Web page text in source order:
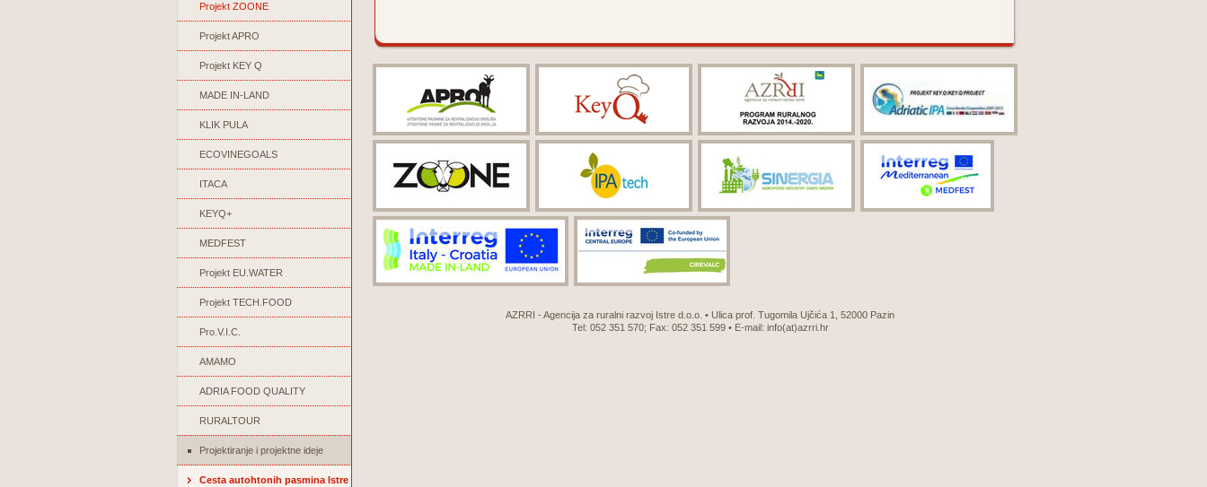
Projekt ZOONE
Projekt APRO
Projekt KEY Q
MADE IN-LAND
KLIK PULA
ECOVINEGOALS
ITACA
KEYQ+
MEDFEST
Projekt EU.WATER
Projekt TECH.FOOD
Pro.V.I.C.
AMAMO
ADRIA FOOD QUALITY
RURALTOUR
Projektiranje i projektne ideje
Cesta autohtonih pasmina Istre
AZRRI - Agencija za ruralni razvoj Istre d.o.o. • Ulica prof. Tugomila Ujčića 1, 52000 Pazin
Tel: 052 351 570; Fax: 052 351 599 • E-mail: info(at)azrri.hr